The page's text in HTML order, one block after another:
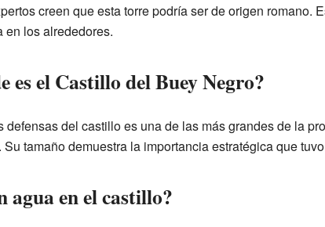
creen que esta torre podría ser de origen romano.
en los alrededores.
es el Castillo del Buey Negro?
defensas del castillo es una de las más grandes de la
tamaño demuestra la importancia estratégica que
agua en el castillo?